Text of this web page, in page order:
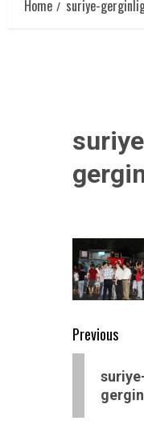
Home
suriye-
Post
Previous
post: